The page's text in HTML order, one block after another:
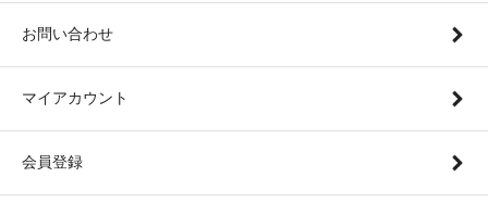
お問い合わせ
マイアカウント
会員登録